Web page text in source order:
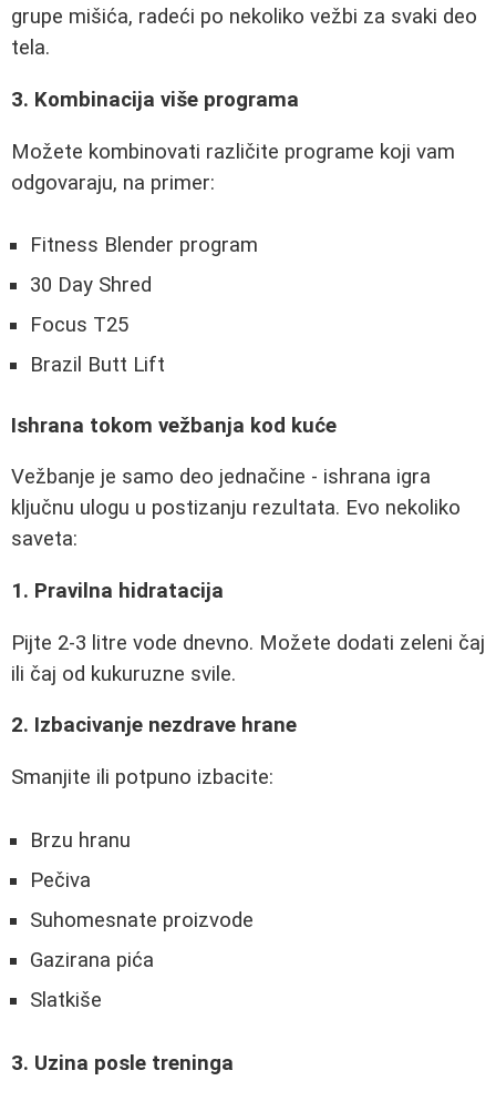
grupe mišića, radeći po nekoliko vežbi za svaki deo
tela.
3. Kombinacija više programa
Možete kombinovati različite programe koji vam
odgovaraju, na primer:
Fitness Blender program
30 Day Shred
Focus T25
Brazil Butt Lift
Ishrana tokom vežbanja kod kuće
Vežbanje je samo deo jednačine - ishrana igra
ključnu ulogu u postizanju rezultata. Evo nekoliko
saveta:
1. Pravilna hidratacija
Pijte 2-3 litre vode dnevno. Možete dodati zeleni čaj
ili čaj od kukuruzne svile.
2. Izbacivanje nezdrave hrane
Smanjite ili potpuno izbacite:
Brzu hranu
Pečiva
Suhomesnate proizvode
Gazirana pića
Slatkiše
3. Uzina posle treninga